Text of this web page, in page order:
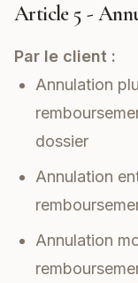
Article 5 -
Par le client :
Annulation
dossier
Annulation
Annulation